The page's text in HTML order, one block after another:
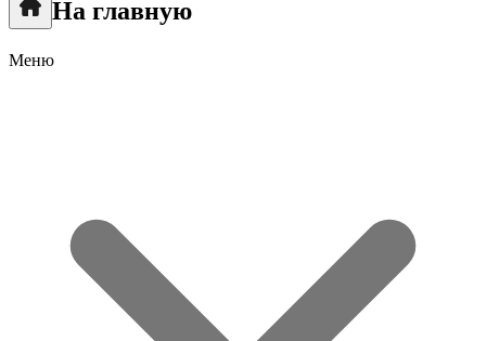
На главную
Меню